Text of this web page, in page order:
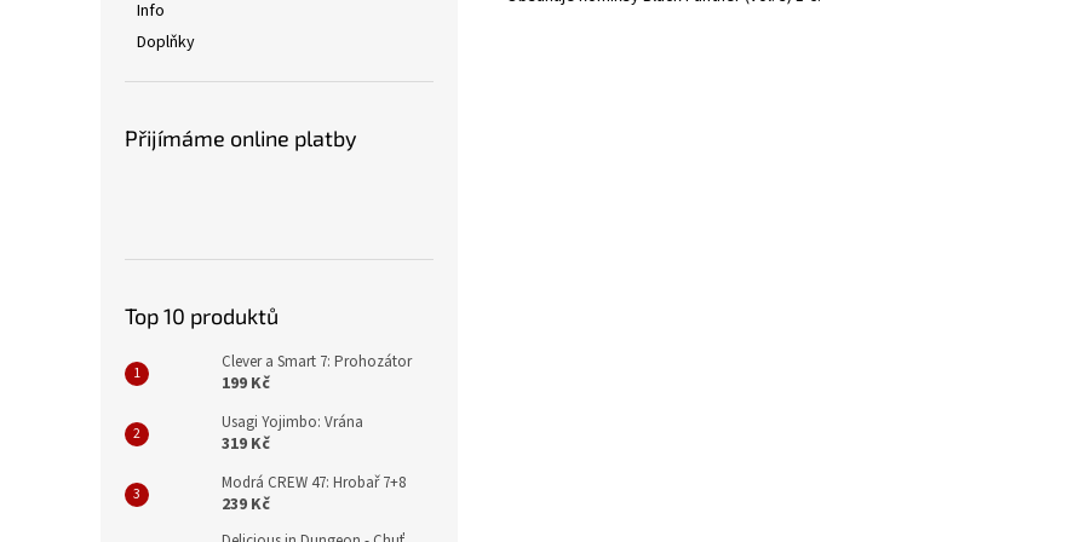
Info
Doplňky
Přijímáme online platby
Top 10 produktů
Clever a Smart 7: Prohozátor
199 Kč
Usagi Yojimbo: Vrána
319 Kč
Modrá CREW 47: Hrobař 7+8
239 Kč